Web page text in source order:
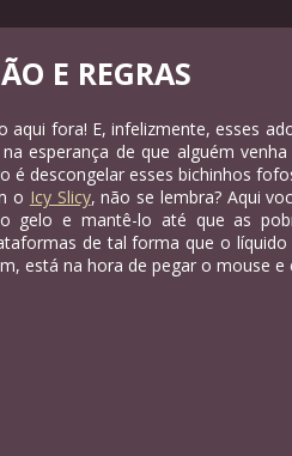
E REGRAS
aqui fora! E, infelizmente, esses
esperança de que alguém
é descongelar esses bichinhos
o Icy Slicy, não se lembra? Aqui
gelo e mantê-lo até que as
de tal forma que o
está na hora de pegar o mouse